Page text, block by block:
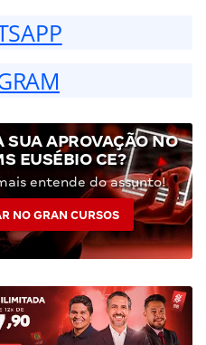
SUA APROVAÇÃO NO
EUSÉBIO CE?
entende do assunto!
NO GRAN CURSOS